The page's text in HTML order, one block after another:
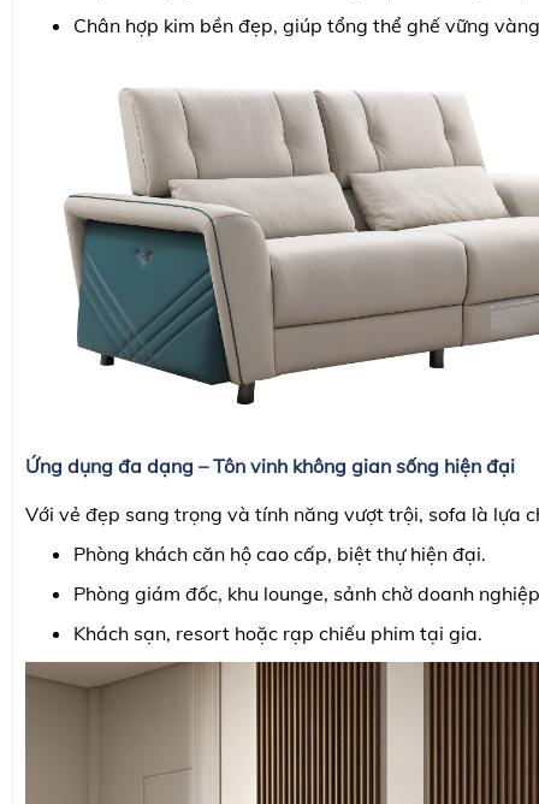
Chân hợp kim bền đẹp, giúp tổng thể ghế vững
Ứng dụng đa dạng – Tôn vinh không gian sống hiện đại
Với vẻ đẹp sang trọng và tính năng vượt trội, sofa là lựa
Phòng khách căn hộ cao cấp, biệt thự hiện đại.
Phòng giám đốc, khu lounge, sảnh chờ doanh
Khách sạn, resort hoặc rạp chiếu phim tại gia.